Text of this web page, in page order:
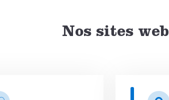
Nos sites web